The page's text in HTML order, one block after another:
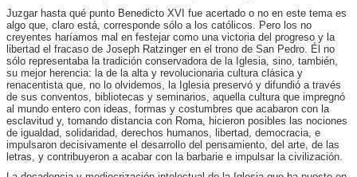
Juzgar hasta qué punto Benedicto XVI fue acertado o no en este tema es
algo que, claro está, corresponde sólo a los católicos. Pero los no
creyentes haríamos mal en festejar como una victoria del progreso y la
libertad el fracaso de Joseph Ratzinger en el trono de San Pedro. Él no
sólo representaba la tradición conservadora de la Iglesia, sino, también,
su mejor herencia: la de la alta y revolucionaria cultura clásica y
renacentista que, no lo olvidemos, la Iglesia preservó y difundió a través
de sus conventos, bibliotecas y seminarios, aquella cultura que impregnó
al mundo entero con ideas, formas y costumbres que acabaron con la
esclavitud y, tomando distancia con Roma, hicieron posibles las nociones
de igualdad, solidaridad, derechos humanos, libertad, democracia, e
impulsaron decisivamente el desarrollo del pensamiento, del arte, de las
letras, y contribuyeron a acabar con la barbarie e impulsar la civilización.